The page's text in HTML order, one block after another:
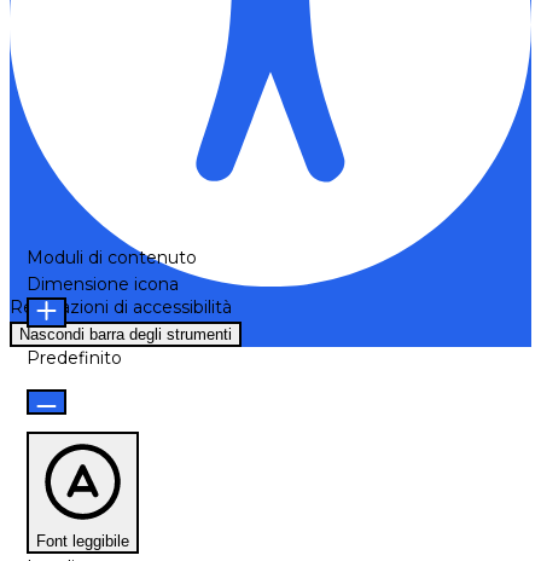
Regolazioni di accessibilità
Nascondi barra degli strumenti
Moduli di contenuto
Dimensione icona
Predefinito
Font leggibile